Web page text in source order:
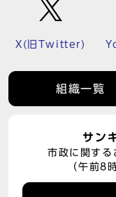
X(旧Twitter)
組織一覧
サン
市政に関する
（午前8